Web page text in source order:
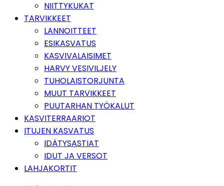
NIITTYKUKAT
TARVIKKEET
LANNOITTEET
ESIKASVATUS
KASVIVALAISIMET
HARVY VESIVILJELY
TUHOLAISTORJUNTA
MUUT TARVIKKEET
PUUTARHAN TYÖKALUT
KASVITERRAARIOT
ITUJEN KASVATUS
IDÄTYSASTIAT
IDUT JA VERSOT
LAHJAKORTIT